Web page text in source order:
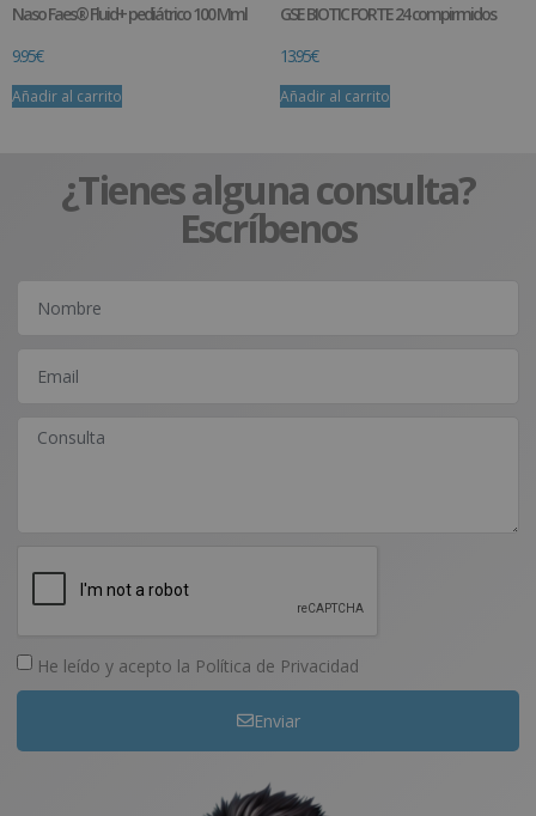
Naso Faes® Fluid+ pediátrico 100 Mml
9.95€
Añadir al carrito
GSE BIOTIC FORTE 24 compirmidos
13.95€
Añadir al carrito
¿Tienes alguna consulta?
Escríbenos
He leído y acepto la Política de Privacidad
Enviar